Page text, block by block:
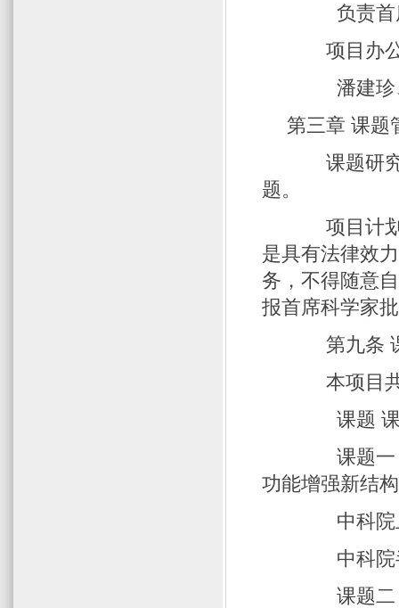
负责首席
项目办公
潘建珍、
第三章 课题
课题研究
题。
项目计划
是具有法律效
务，不得随意
报首席科学家
第九条
本项目共
课题 课
课题一
功能增强新结
中科院上
中科院
课题二